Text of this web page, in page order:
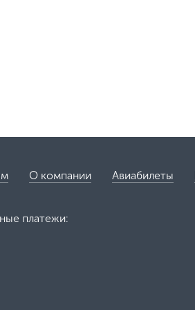
О компании Авиабилеты
платежи: